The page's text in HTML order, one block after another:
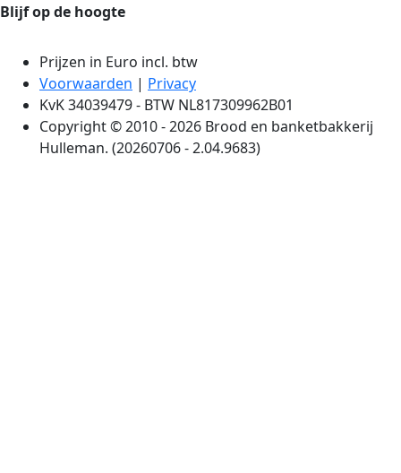
Blijf op de hoogte
Prijzen in Euro incl. btw
Voorwaarden | Privacy
KvK 34039479 - BTW NL817309962B01
Copyright © 2010 - 2026 Brood en banketbakkerij
Hulleman. (20260706 - 2.04.9683)